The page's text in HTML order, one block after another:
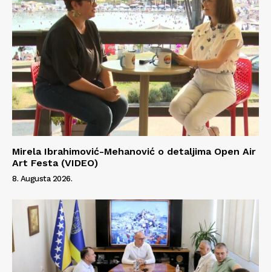
Mirela Ibrahimović-Mehanović o detaljima Open Air
Art Festa (VIDEO)
8. Augusta 2026.